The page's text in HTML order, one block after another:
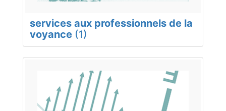
services aux professionnels de la
voyance (1)